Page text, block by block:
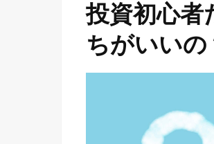
投資初心者
ちがいいの